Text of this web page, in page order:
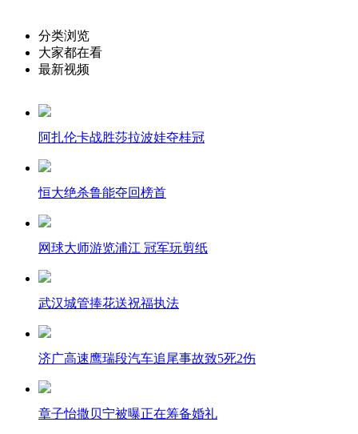
分类浏览
大家都在看
最新视频
阿扎伦卡战胜莎拉波娃夺桂冠
恒大绝杀鲁能夺回榜首
网球大师游览浦江 冠军玩剪纸
武汉城管捧花送祝福执法
济广高速鹰瑞段汽车追尾事故致5死2伤
章子怡撒贝宁被曝正在筹备婚礼